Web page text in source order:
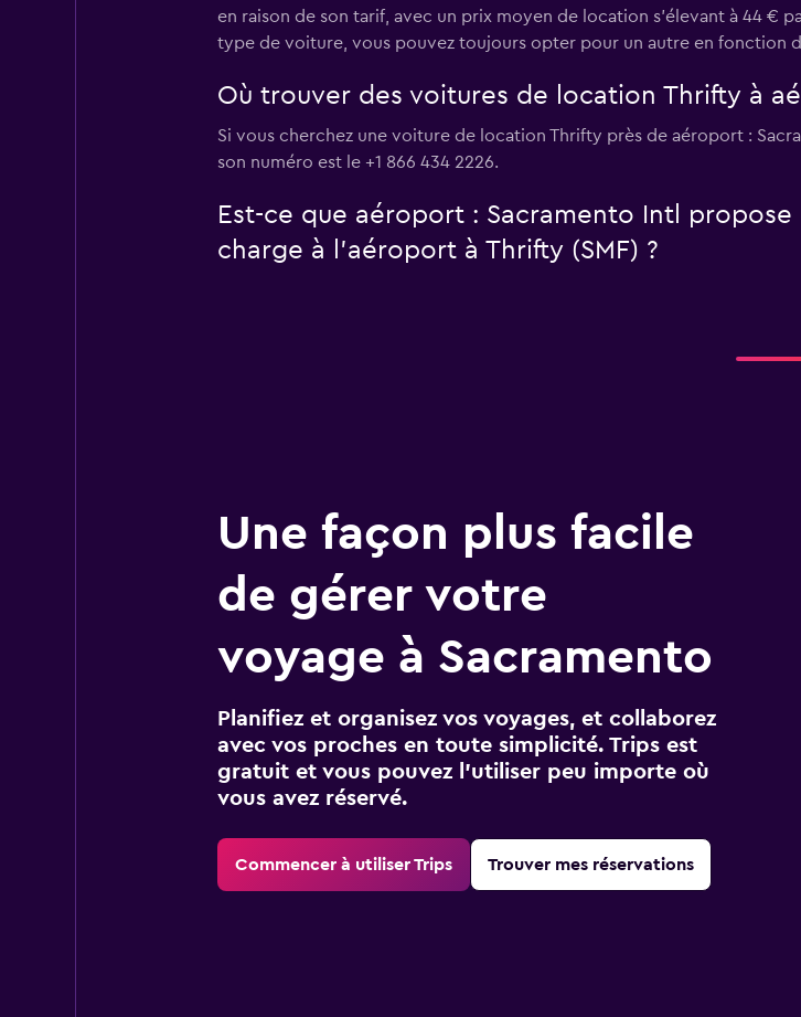
en raison de son tarif, avec un prix moyen de location s'élevant à 44 €
type de voiture, vous pouvez toujours opter pour un autre en fonction
Où trouver des voitures de location Thrifty à
Si vous cherchez une voiture de location Thrifty près de aéroport :
son numéro est le +1 866 434 2226.
Est-ce que aéroport : Sacramento Intl
charge à l’aéroport à Thrifty (SMF) ?
Une façon plus facile
de gérer votre
voyage à Sacramento
Planifiez et organisez vos voyages, et collaborez
avec vos proches en toute simplicité. Trips est
gratuit et vous pouvez l’utiliser peu importe où
vous avez réservé.
Commencer à utiliser Trips Trouver mes réservations